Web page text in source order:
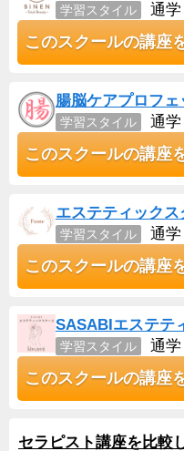
学習スタイル 通学
このスクールの講座
腸脳ケアプロフ
学習スタイル 通学
このスクールの講座
エステティック
学習スタイル 通学
このスクールの講座
SASABIエステテ
学習スタイル 通学
このスクールの講座
セラピスト講座を比較